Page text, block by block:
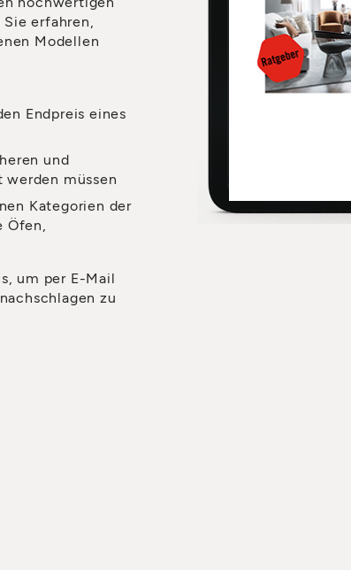
erfahren,
Modellen
Endpreis eines
und
müssen
Kategorien der
um per E-Mail
zu